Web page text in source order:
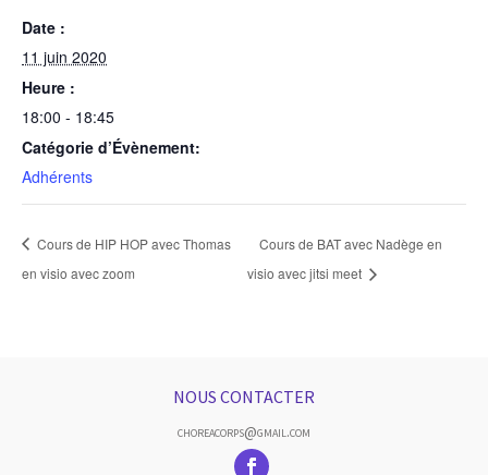
Date :
11 juin 2020
Heure :
18:00 - 18:45
Catégorie d’Évènement:
Adhérents
Cours de HIP HOP avec Thomas
en visio avec zoom
Cours de BAT avec Nadège en
visio avec jitsi meet
NOUS CONTACTER
choreacorps@gmail.com